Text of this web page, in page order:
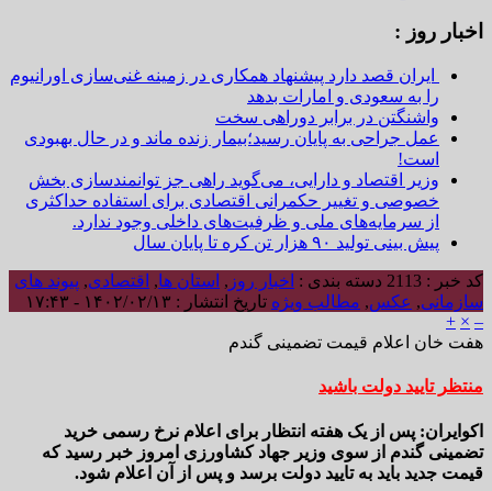
اخبار روز :
ایران قصد دارد پیشنهاد همکاری در زمینه غنی‌سازی اورانیوم
را به سعودی و امارات بدهد
واشنگتن در برابر دوراهی سخت
عمل جراحی به پایان رسید؛بیمار زنده ماند و در حال بهبودی
است!
وزیر اقتصاد و دارایی، می‌گوید راهی جز توانمندسازی بخش
خصوصی و تغییر حکمرانی اقتصادی برای استفاده حداکثری
از سرمایه‌های ملی و ظرفیت‌های داخلی وجود ندارد.
پیش بینی تولید ۹۰ هزار تن کره تا پایان سال
کد خبر : 2113 دسته بندی : اخبار روز , استان ها, اقتصادی, پیوند های
سازمانی, عکس, مطالب ویژه تاریخ انتشار : ۱۴۰۲/۰۲/۱۳ - ۱۷:۴۳
–
×
+
هفت خان اعلام قیمت تضمینی گندم
منتظر تایید دولت باشید
اکوایران: پس از یک هفته انتظار برای اعلام نرخ رسمی خرید
تضمینی گندم از سوی وزیر‌ جهاد کشاورزی امروز خبر رسید که
قیمت جدید باید به تایید دولت برسد و پس از آن اعلام شود.